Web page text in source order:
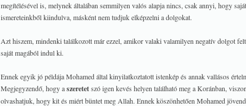
megítélésével is, melynek általában semmilyen valós alapja nincs, csak annyi, hogy
ismereteinkből kiindulva, másként nem tudjuk elképzelni a dolgokat.
Azt hiszem, mindenki találkozott már ezzel, amikor valaki valamilyen negatív dolgot
saját magából indul ki.
Ennek egyik jó példája Mohamed által kinyilatkoztatott istenkép és annak vallásos
Megjegyzendő, hogy aszeretetszó igen kevés helyen található meg a Koránban,
olvashatjuk, hogy kit és miért büntet meg Allah. Ennek köszönhetően Mohamed